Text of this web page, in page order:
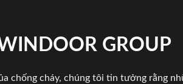
GROUP
chống cháy, chúng tôi tin tưởng rằng